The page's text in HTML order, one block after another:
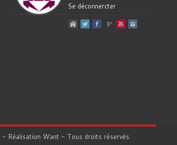
Se déconnercter
- Réalisation Want - Tous droits réservés.